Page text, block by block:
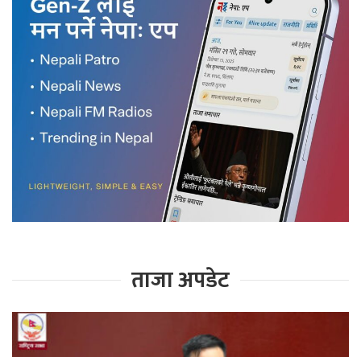
ताजा अपडेट